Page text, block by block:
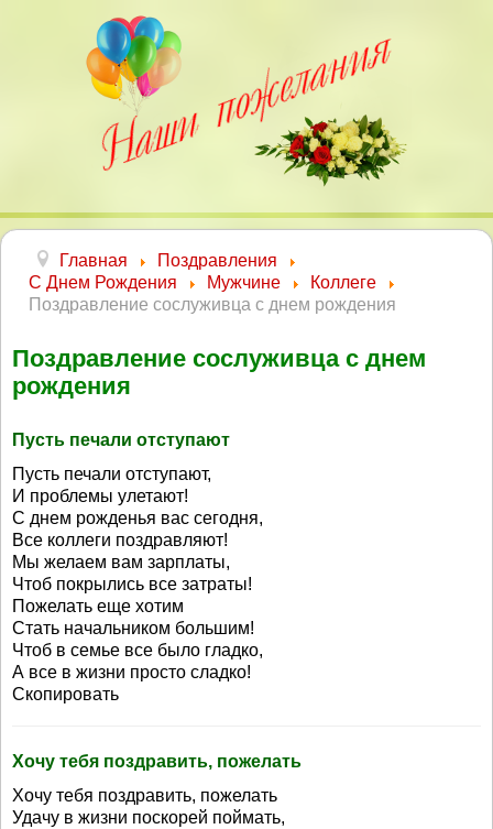
Главная
Поздравления
С Днем Рождения
Мужчине
Коллеге
Поздравление сослуживца с днем рождения
Поздравление сослуживца с днем
рождения
Пусть печали отступают
Пусть печали отступают,
И проблемы улетают!
С днем рожденья вас сегодня,
Все коллеги поздравляют!
Мы желаем вам зарплаты,
Чтоб покрылись все затраты!
Пожелать еще хотим
Стать начальником большим!
Чтоб в семье все было гладко,
А все в жизни просто сладко!
Скопировать
Хочу тебя поздравить, пожелать
Хочу тебя поздравить, пожелать
Удачу в жизни поскорей поймать,